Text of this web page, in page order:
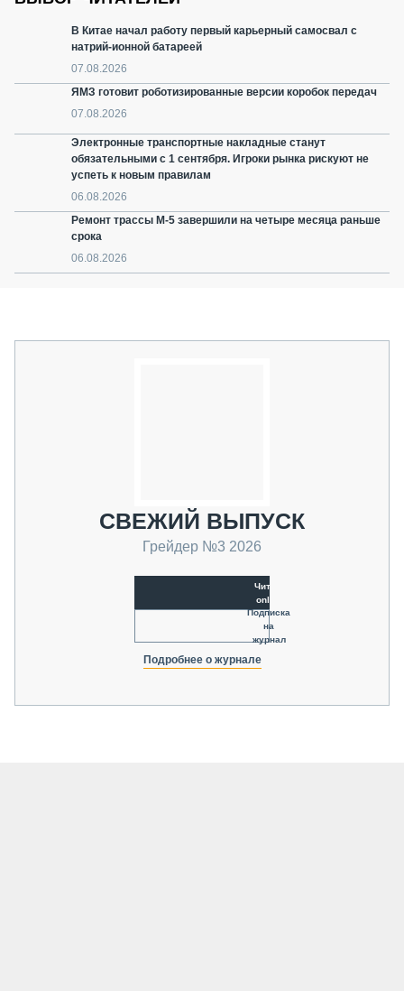
В Китае начал работу первый карьерный самосвал с
натрий-ионной батареей
07.08.2026
ЯМЗ готовит роботизированные версии коробок передач
07.08.2026
Электронные транспортные накладные станут
обязательными с 1 сентября. Игроки рынка рискуют не
успеть к новым правилам
06.08.2026
Ремонт трассы М-5 завершили на четыре месяца раньше
срока
06.08.2026
СВЕЖИЙ ВЫПУСК
Грейдер №3 2026
Читать
online
Подписка
на
журнал
Подробнее о журнале